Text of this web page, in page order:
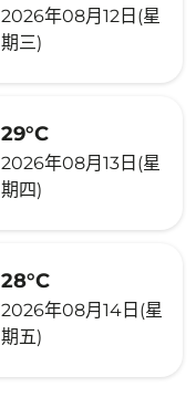
2026年08月12日(星
期三)
29°C
2026年08月13日(星
期四)
28°C
2026年08月14日(星
期五)